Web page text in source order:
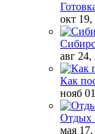
окт 19,
авг 24,
Как
нояб
Отдых
мая